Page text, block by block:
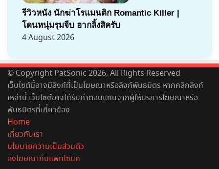
รีวิวหนัง นักฆ่าโรแมนติก Romantic Killer |
โดนหนุ่มรุมจีบ ฮากลิ้งสิครับ
4 August 2026
© Copyright PatSonic 2026, All Rights Reserved
เว็บไซต์นี้อาจมีลิงก์ที่เป็นโฆษณาหรือลิงก์พันธมิตร หากคลิกลิงก์
เหล่านี้ เว็บไซต์อาจได้รับค่าตอบแทนจากผู้ให้บริการโฆษณาหรือ
พันธมิตรที่เกี่ยวข้อง
Home
เกี่ยวกับเรา
นโยบายความเป็นส่วนตัว
ลงโฆษณากับแพทโซนิค